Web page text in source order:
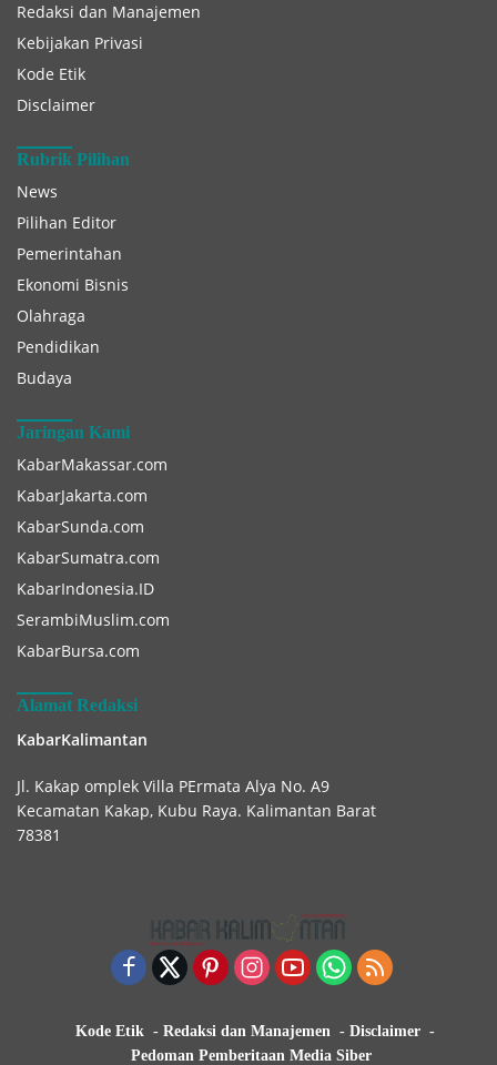
Redaksi dan Manajemen
Kebijakan Privasi
Kode Etik
Disclaimer
Rubrik Pilihan
News
Pilihan Editor
Pemerintahan
Ekonomi Bisnis
Olahraga
Pendidikan
Budaya
Jaringan Kami
KabarMakassar.com
KabarJakarta.com
KabarSunda.com
KabarSumatra.com
KabarIndonesia.ID
SerambiMuslim.com
KabarBursa.com
Alamat Redaksi
KabarKalimantan
Jl. Kakap omplek Villa PErmata Alya No. A9
Kecamatan Kakap, Kubu Raya. Kalimantan Barat
78381
Kode Etik Redaksi dan Manajemen
Disclaimer
Pedoman Pemberitaan Media Siber